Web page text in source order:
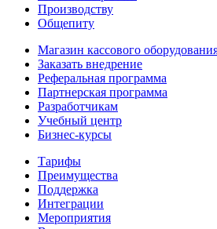
Производству
Общепиту
Магазин кассового
Заказать внедрение
Реферальная программа
Партнерская программа
Разработчикам
Учебный центр
Бизнес‑курсы
Тарифы
Преимущества
Поддержка
Интеграции
Мероприятия